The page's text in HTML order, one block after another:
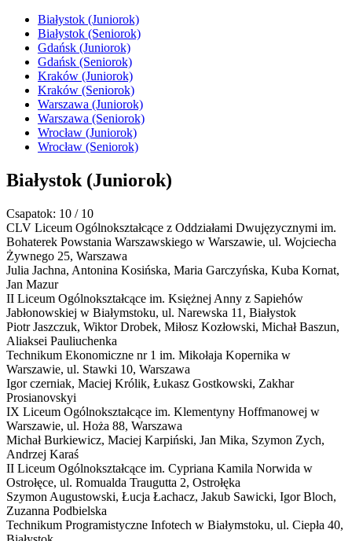
Białystok (Juniorok)
Białystok (Seniorok)
Gdańsk (Juniorok)
Gdańsk (Seniorok)
Kraków (Juniorok)
Kraków (Seniorok)
Warszawa (Juniorok)
Warszawa (Seniorok)
Wrocław (Juniorok)
Wrocław (Seniorok)
Białystok (Juniorok)
Csapatok: 10 / 10
CLV Liceum Ogólnokształcące z Oddziałami Dwujęzycznymi im.
Bohaterek Powstania Warszawskiego w Warszawie, ul. Wojciecha
Żywnego 25, Warszawa
Julia Jachna, Antonina Kosińska, Maria Garczyńska, Kuba Kornat,
Jan Mazur
II Liceum Ogólnokształcące im. Księżnej Anny z Sapiehów
Jabłonowskiej w Białymstoku, ul. Narewska 11, Białystok
Piotr Jaszczuk, Wiktor Drobek, Miłosz Kozłowski, Michał Baszun,
Aliaksei Pauliuchenka
Technikum Ekonomiczne nr 1 im. Mikołaja Kopernika w
Warszawie, ul. Stawki 10, Warszawa
Igor czerniak, Maciej Królik, Łukasz Gostkowski, Zakhar
Prosianovskyi
IX Liceum Ogólnokształcące im. Klementyny Hoffmanowej w
Warszawie, ul. Hoża 88, Warszawa
Michał Burkiewicz, Maciej Karpiński, Jan Mika, Szymon Zych,
Andrzej Karaś
II Liceum Ogólnokształcące im. Cypriana Kamila Norwida w
Ostrołęce, ul. Romualda Traugutta 2, Ostrołęka
Szymon Augustowski, Łucja Łachacz, Jakub Sawicki, Igor Bloch,
Zuzanna Podbielska
Technikum Programistyczne Infotech w Białymstoku, ul. Ciepła 40,